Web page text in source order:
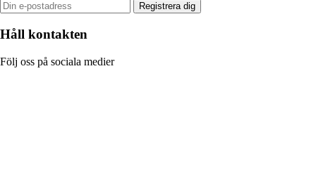
Registrera dig
Håll kontakten
Följ oss på sociala medier